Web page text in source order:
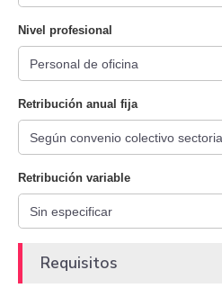
Nivel profesional
Retribución anual fija
Retribución variable
Requisitos